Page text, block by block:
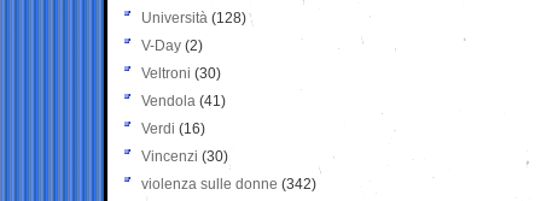
Università (128)
V-Day (2)
Veltroni (30)
Vendola (41)
Verdi (16)
Vincenzi (30)
violenza sulle donne (342)